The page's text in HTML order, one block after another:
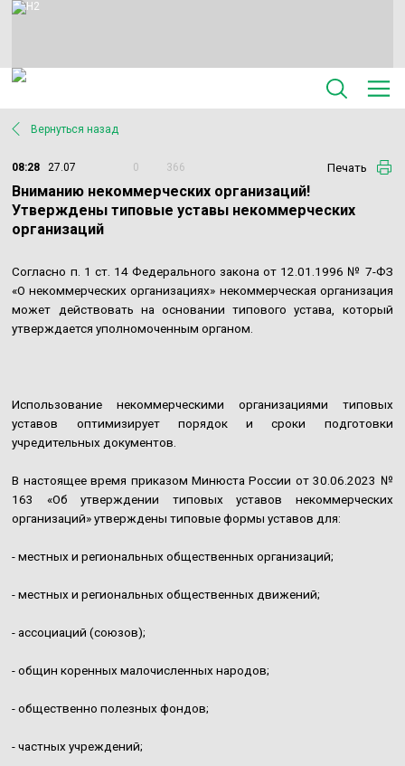
Вернуться назад
08:28 27.07 0 366 Печать
Вниманию некоммерческих организаций!
Утверждены типовые уставы некоммерческих
организаций
Согласно п. 1 ст. 14 Федерального закона от 12.01.1996 № 7-ФЗ
«О некоммерческих организациях» некоммерческая организация
может действовать на основании типового устава, который
утверждается уполномоченным органом.
Использование некоммерческими организациями типовых
уставов оптимизирует порядок и сроки подготовки
учредительных документов.
В настоящее время приказом Минюста России от 30.06.2023 №
163 «Об утверждении типовых уставов некоммерческих
организаций» утверждены типовые формы уставов для:
- местных и региональных общественных организаций;
- местных и региональных общественных движений;
- ассоциаций (союзов);
- общин коренных малочисленных народов;
- общественно полезных фондов;
- частных учреждений;